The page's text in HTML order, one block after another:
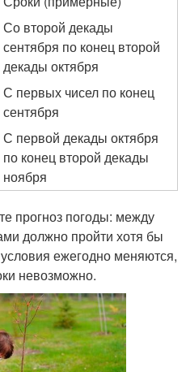
Со второй декады
сентября по конец второй
декады октября
С первых чисел по конец
сентября
С первой декады октября
по конец второй декады
ноября
прогноз погоды: между
должно пройти хотя бы
ежегодно меняются,
невозможно.